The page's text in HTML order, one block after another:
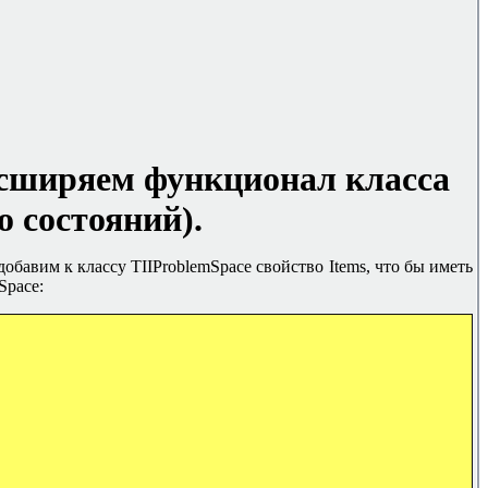
функционал класса
состояний).
к классу TIIProblemSpace свойство Items, что бы иметь